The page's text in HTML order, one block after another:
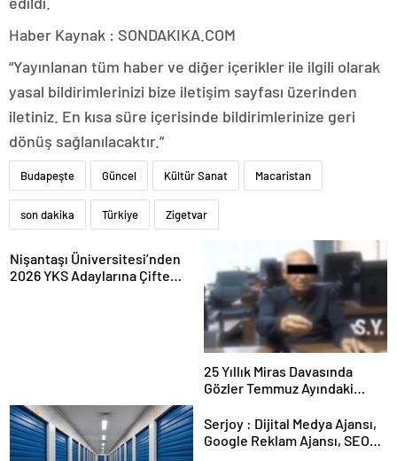
Haber Kaynak : SONDAKIKA.COM
“Yayınlanan tüm haber ve diğer içerikler ile ilgili olarak
yasal bildirimlerinizi bize iletişim sayfası üzerinden
iletiniz. En kısa süre içerisinde bildirimlerinize geri
dönüş sağlanılacaktır.”
Budapeşte Güncel Kültür Sanat Macaristan
son dakika Türkiye Zigetvar
Nişantaşı Üniversitesi’nden
2026 YKS Adaylarına Çifte
25 Yıllık Miras Davasında
Gözler Temmuz Ayındaki
Serjoy : Dijital Medya Ajansı,
Google Reklam Ajansı, SEO